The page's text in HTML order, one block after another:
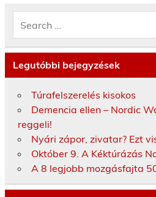
Legutóbbi bejegyzések
Túrafelszerelés kisokos
Demencia ellen – Nordic
reggeli!
Nyári zápor, zivatar? Ezt
Október 9. A Kéktúrázás
A 8 legjobb mozgásfajta